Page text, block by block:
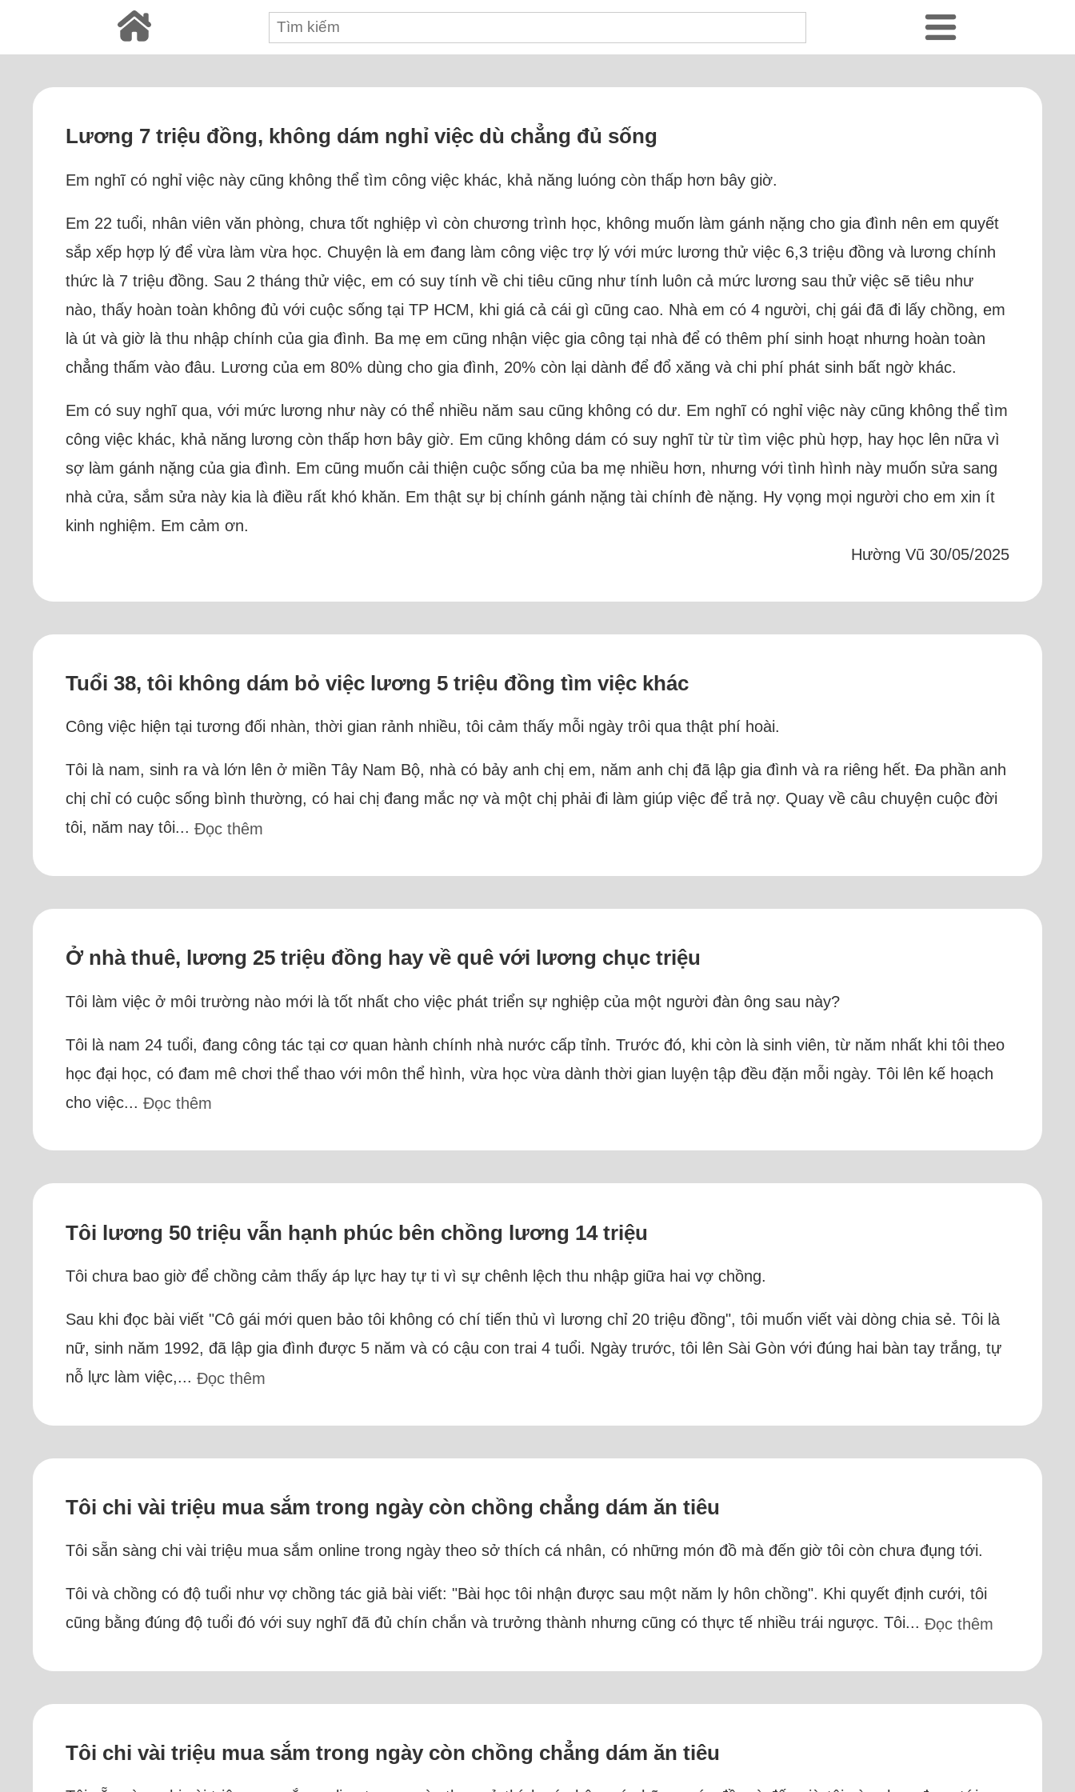
Lương 7 triệu đồng, không dám nghỉ việc dù chẳng đủ sống
Em nghĩ có nghỉ việc này cũng không thể tìm công việc khác, khả năng luóng còn thấp hơn bây giờ.
Em 22 tuổi, nhân viên văn phòng, chưa tốt nghiệp vì còn chương trình học, không muốn làm gánh nặng cho gia đình nên em quyết
sắp xếp hợp lý để vừa làm vừa học. Chuyện là em đang làm công việc trợ lý với mức lương thử việc 6,3 triệu đồng và lương chính
thức là 7 triệu đồng. Sau 2 tháng thử việc, em có suy tính về chi tiêu cũng như tính luôn cả mức lương sau thử việc sẽ tiêu như
nào, thấy hoàn toàn không đủ với cuộc sống tại TP HCM, khi giá cả cái gì cũng cao. Nhà em có 4 người, chị gái đã đi lấy chồng, em
là út và giờ là thu nhập chính của gia đình. Ba mẹ em cũng nhận việc gia công tại nhà để có thêm phí sinh hoạt nhưng hoàn toàn
chẳng thấm vào đâu. Lương của em 80% dùng cho gia đình, 20% còn lại dành để đổ xăng và chi phí phát sinh bất ngờ khác.
Em có suy nghĩ qua, với mức lương như này có thể nhiều năm sau cũng không có dư. Em nghĩ có nghỉ việc này cũng không thể tìm
công việc khác, khả năng lương còn thấp hơn bây giờ. Em cũng không dám có suy nghĩ từ từ tìm việc phù hợp, hay học lên nữa vì
sợ làm gánh nặng của gia đình. Em cũng muốn cải thiện cuộc sống của ba mẹ nhiều hơn, nhưng với tình hình này muốn sửa sang
nhà cửa, sắm sửa này kia là điều rất khó khăn. Em thật sự bị chính gánh nặng tài chính đè nặng. Hy vọng mọi người cho em xin ít
kinh nghiệm. Em cảm ơn.
Hường Vũ 30/05/2025
Tuổi 38, tôi không dám bỏ việc lương 5 triệu đồng tìm việc khác
Công việc hiện tại tương đối nhàn, thời gian rảnh nhiều, tôi cảm thấy mỗi ngày trôi qua thật phí hoài.
Tôi là nam, sinh ra và lớn lên ở miền Tây Nam Bộ, nhà có bảy anh chị em, năm anh chị đã lập gia đình và ra riêng hết. Đa phần anh
chị chỉ có cuộc sống bình thường, có hai chị đang mắc nợ và một chị phải đi làm giúp việc để trả nợ. Quay về câu chuyện cuộc đời
tôi, năm nay tôi...Đọc thêm
Ở nhà thuê, lương 25 triệu đồng hay về quê với lương chục triệu
Tôi làm việc ở môi trường nào mới là tốt nhất cho việc phát triển sự nghiệp của một người đàn ông sau này?
Tôi là nam 24 tuổi, đang công tác tại cơ quan hành chính nhà nước cấp tỉnh. Trước đó, khi còn là sinh viên, từ năm nhất khi tôi theo
học đại học, có đam mê chơi thể thao với môn thể hình, vừa học vừa dành thời gian luyện tập đều đặn mỗi ngày. Tôi lên kế hoạch
cho việc...Đọc thêm
Tôi lương 50 triệu vẫn hạnh phúc bên chồng lương 14 triệu
Tôi chưa bao giờ để chồng cảm thấy áp lực hay tự ti vì sự chênh lệch thu nhập giữa hai vợ chồng.
Sau khi đọc bài viết "Cô gái mới quen bảo tôi không có chí tiến thủ vì lương chỉ 20 triệu đồng", tôi muốn viết vài dòng chia sẻ. Tôi là
nữ, sinh năm 1992, đã lập gia đình được 5 năm và có cậu con trai 4 tuổi. Ngày trước, tôi lên Sài Gòn với đúng hai bàn tay trắng, tự
nỗ lực làm việc,...Đọc thêm
Tôi chi vài triệu mua sắm trong ngày còn chồng chẳng dám ăn tiêu
Tôi sẵn sàng chi vài triệu mua sắm online trong ngày theo sở thích cá nhân, có những món đồ mà đến giờ tôi còn chưa đụng tới.
Tôi và chồng có độ tuổi như vợ chồng tác giả bài viết: "Bài học tôi nhận được sau một năm ly hôn chồng". Khi quyết định cưới, tôi
cũng bằng đúng độ tuổi đó với suy nghĩ đã đủ chín chắn và trưởng thành nhưng cũng có thực tế nhiều trái ngược. Tôi...Đọc thêm
Tôi chi vài triệu mua sắm trong ngày còn chồng chẳng dám ăn tiêu